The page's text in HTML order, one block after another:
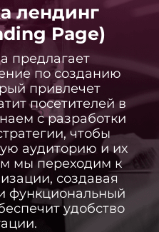
лендинг
Page)
предлагает
по созданию
привлечет
посетителей в
с разработки
чтобы
аудиторию и их
мы переходим к
создавая
функциональный
удобство